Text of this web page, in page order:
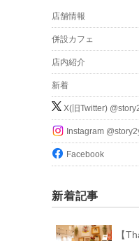
店舗情報
併設カフェ
店内紹介
新着
X(旧Twitter)
Instagram
Facebook
新着記事
【